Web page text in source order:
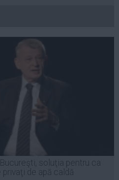
soluţia pentru ca
de apă caldă